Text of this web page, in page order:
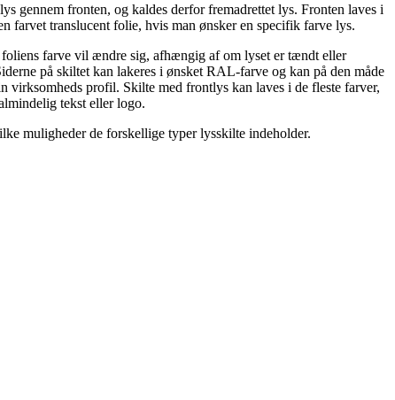
gennem fronten, og kaldes derfor fremadrettet lys. Fronten laves i
farvet translucent folie, hvis man ønsker en specifik farve lys.
farve vil ændre sig, afhængig af om lyset er tændt eller
på skiltet kan lakeres i ønsket RAL-farve og kan på den måde
virksomheds profil. Skilte med frontlys kan laves i de fleste farver,
tekst eller logo.
muligheder de forskellige typer lysskilte indeholder.